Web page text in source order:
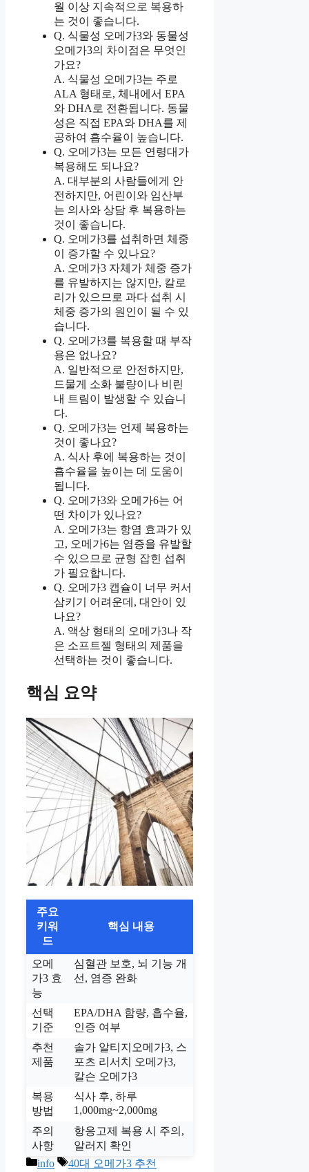
월 이상 지속적으로 복용하
는 것이 좋습니다.
Q. 식물성 오메가3와 동물성
오메가3의 차이점은 무엇인
가요?
A. 식물성 오메가3는 주로
ALA 형태로, 체내에서 EPA
와 DHA로 전환됩니다. 동물
성은 직접 EPA와 DHA를 제
공하여 흡수율이 높습니다.
Q. 오메가3는 모든 연령대가
복용해도 되나요?
A. 대부분의 사람들에게 안
전하지만, 어린이와 임산부
는 의사와 상담 후 복용하는
것이 좋습니다.
Q. 오메가3를 섭취하면 체중
이 증가할 수 있나요?
A. 오메가3 자체가 체중 증가
를 유발하지는 않지만, 칼로
리가 있으므로 과다 섭취 시
체중 증가의 원인이 될 수 있
습니다.
Q. 오메가3를 복용할 때 부작
용은 없나요?
A. 일반적으로 안전하지만,
드물게 소화 불량이나 비린
내 트림이 발생할 수 있습니
다.
Q. 오메가3는 언제 복용하는
것이 좋나요?
A. 식사 후에 복용하는 것이
흡수율을 높이는 데 도움이
됩니다.
Q. 오메가3와 오메가6는 어
떤 차이가 있나요?
A. 오메가3는 항염 효과가 있
고, 오메가6는 염증을 유발할
수 있으므로 균형 잡힌 섭취
가 필요합니다.
Q. 오메가3 캡슐이 너무 커서
삼키기 어려운데, 대안이 있
나요?
A. 액상 형태의 오메가3나 작
은 소프트젤 형태의 제품을
선택하는 것이 좋습니다.
핵심 요약
주요
키워
드
핵심 내용
오메
가3 효
능
심혈관 보호, 뇌 기능 개
선, 염증 완화
선택
기준
EPA/DHA 함량, 흡수율,
인증 여부
추천
제품
솔가 알티지오메가3, 스
포츠 리서치 오메가3,
칼슨 오메가3
복용
방법
식사 후, 하루
1,000mg~2,000mg
주의
사항
항응고제 복용 시 주의,
알러지 확인
카
info
태
40대 오메가3 추천